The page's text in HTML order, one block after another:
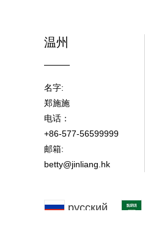
温州
名字:
郑施施
电话：
+86-577-56599999
邮箱:
betty@jinliang.hk
русский